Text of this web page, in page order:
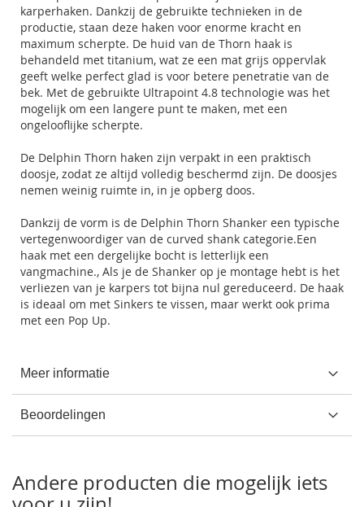
karperhaken. Dankzij de gebruikte technieken in de
productie, staan deze haken voor enorme kracht en
maximum scherpte. De huid van de Thorn haak is
behandeld met titanium, wat ze een mat grijs oppervlak
geeft welke perfect glad is voor betere penetratie van de
bek. Met de gebruikte Ultrapoint 4.8 technologie was het
mogelijk om een langere punt te maken, met een
ongelooflijke scherpte.
De Delphin Thorn haken zijn verpakt in een praktisch
doosje, zodat ze altijd volledig beschermd zijn. De doosjes
nemen weinig ruimte in, in je opberg doos.
Dankzij de vorm is de Delphin Thorn Shanker een typische
vertegenwoordiger van de curved shank categorie.Een
haak met een dergelijke bocht is letterlijk een
vangmachine., Als je de Shanker op je montage hebt is het
verliezen van je karpers tot bijna nul gereduceerd. De haak
is ideaal om met Sinkers te vissen, maar werkt ook prima
met een Pop Up.
Meer informatie
Beoordelingen
Andere producten die mogelijk iets